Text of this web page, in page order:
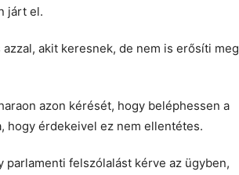
járt el.
akit keresnek, de nem is erősíti meg
azon kérését, hogy beléphessen a
hogy érdekeivel ez nem ellentétes.
felszólalást kérve az ügyben,